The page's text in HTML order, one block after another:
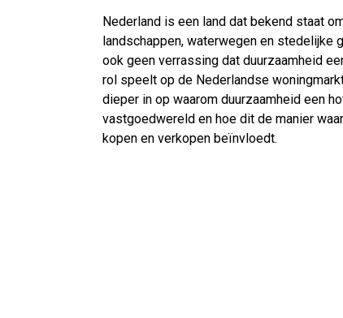
Nederland is een land dat bekend staat
landschappen, waterwegen en stedelijke
ook geen verrassing dat duurzaamheid
rol speelt op de Nederlandse
dieper in op waarom duurzaamheid een
vastgoedwereld en hoe dit de manier
kopen en verkopen beïnvloedt.